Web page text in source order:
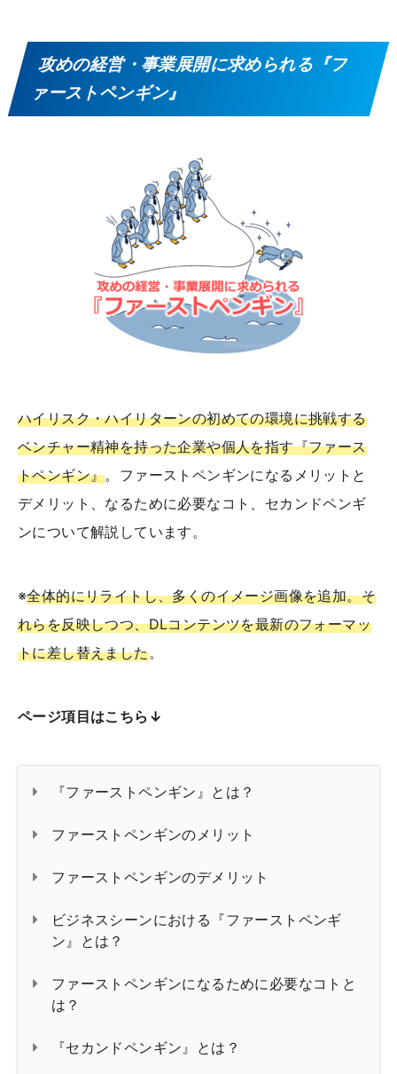
攻めの経営・事業展開に求められる『フ
ァーストペンギン』
ハイリスク・ハイリターンの初めての環境に挑戦する
ベンチャー精神を持った企業や個人を指す『ファース
トペンギン』。ファーストペンギンになるメリットと
デメリット、なるために必要なコト、セカンドペンギ
ンについて解説しています。
※全体的にリライトし、多くのイメージ画像を追加。そ
れらを反映しつつ、DLコンテンツを最新のフォーマッ
トに差し替えました。
ページ項目はこちら↓
『ファーストペンギン』とは？
ファーストペンギンのメリット
ファーストペンギンのデメリット
ビジネスシーンにおける『ファーストペンギ
ン』とは？
ファーストペンギンになるために必要なコトと
は？
『セカンドペンギン』とは？